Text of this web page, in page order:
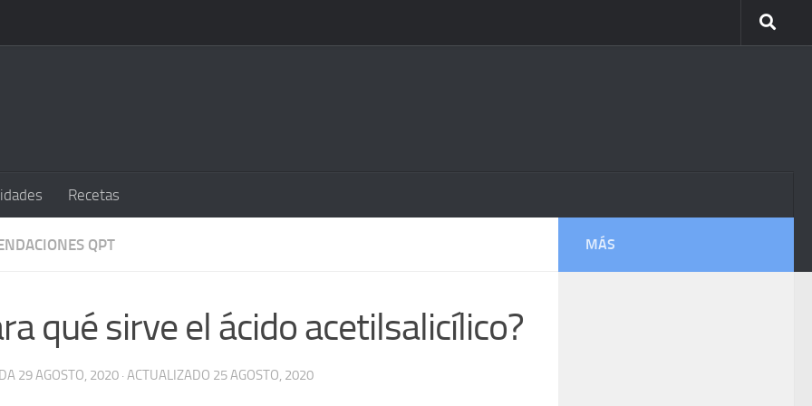
Recetas
QPT
qué sirve el ácido acetilsalicílico?
29 AGOSTO, 2020 · ACTUALIZADO 25 AGOSTO, 2020
MÁS